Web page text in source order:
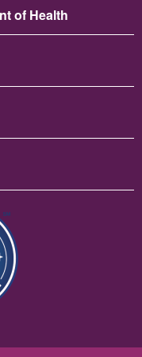
of Health